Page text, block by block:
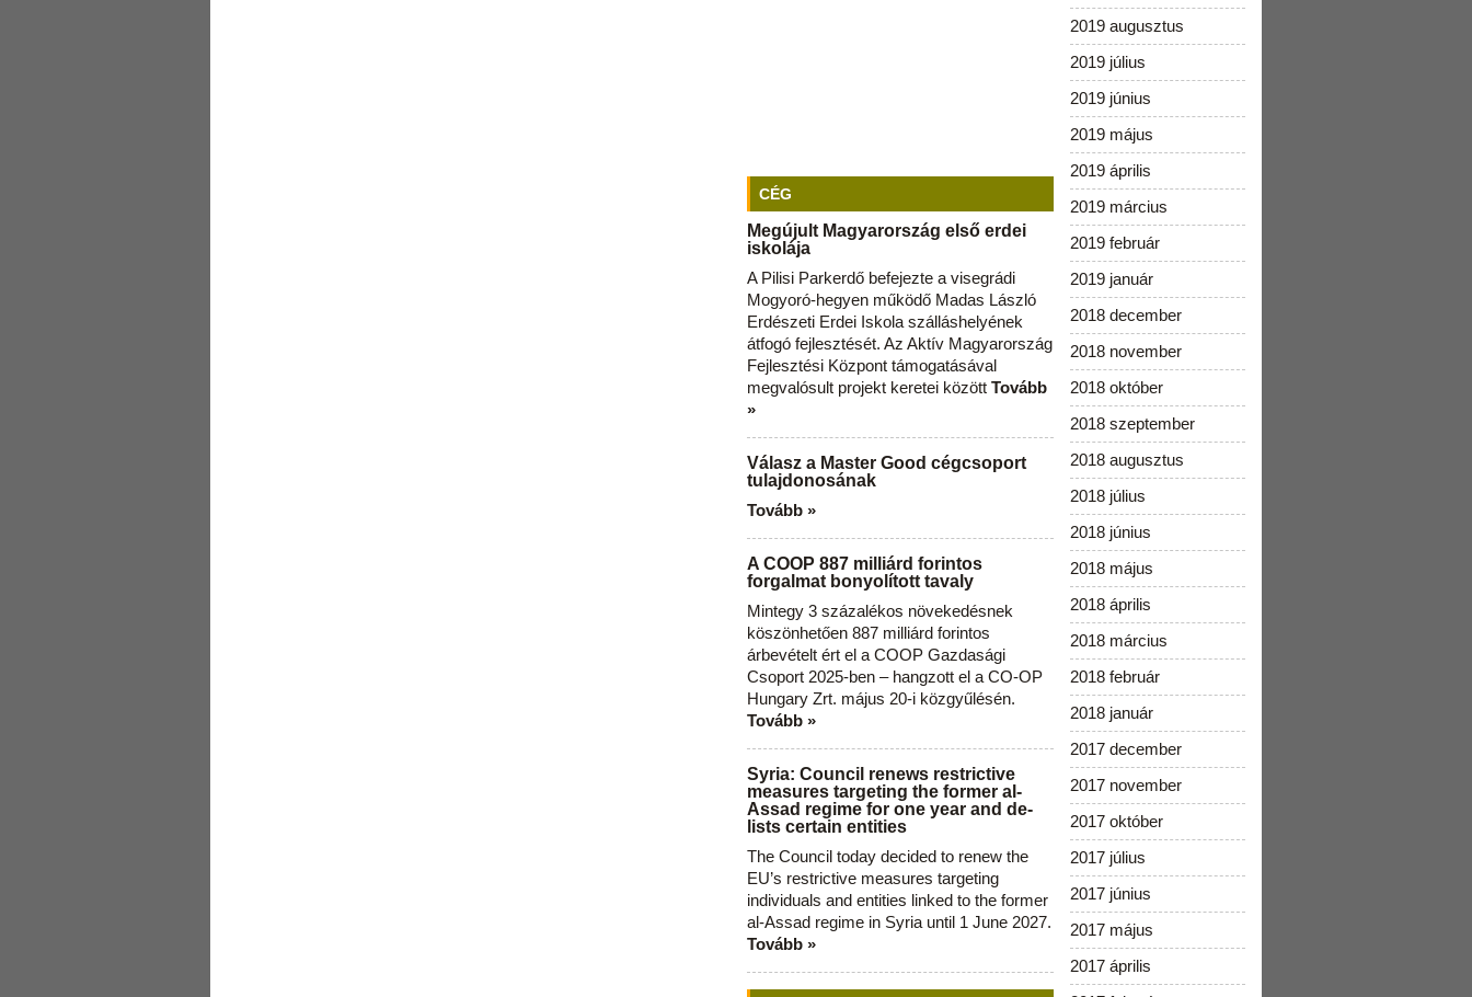
CÉG
Megújult Magyarország első erdei
iskolája
A Pilisi Parkerdő befejezte a visegrádi
Mogyoró-hegyen működő Madas László
Erdészeti Erdei Iskola szálláshelyének
átfogó fejlesztését. Az Aktív Magyarország
Fejlesztési Központ támogatásával
megvalósult projekt keretei között Tovább
»
Válasz a Master Good cégcsoport
tulajdonosának
Tovább »
A COOP 887 milliárd forintos
forgalmat bonyolított tavaly
Mintegy 3 százalékos növekedésnek
köszönhetően 887 milliárd forintos
árbevételt ért el a COOP Gazdasági
Csoport 2025-ben – hangzott el a CO-OP
Hungary Zrt. május 20-i közgyűlésén.
Tovább »
Syria: Council renews restrictive
measures targeting the former al-
Assad regime for one year and de-
lists certain entities
The Council today decided to renew the
EU’s restrictive measures targeting
individuals and entities linked to the former
al-Assad regime in Syria until 1 June 2027.
Tovább »
2019 augusztus
2019 július
2019 június
2019 május
2019 április
2019 március
2019 február
2019 január
2018 december
2018 november
2018 október
2018 szeptember
2018 augusztus
2018 július
2018 június
2018 május
2018 április
2018 március
2018 február
2018 január
2017 december
2017 november
2017 október
2017 július
2017 június
2017 május
2017 április